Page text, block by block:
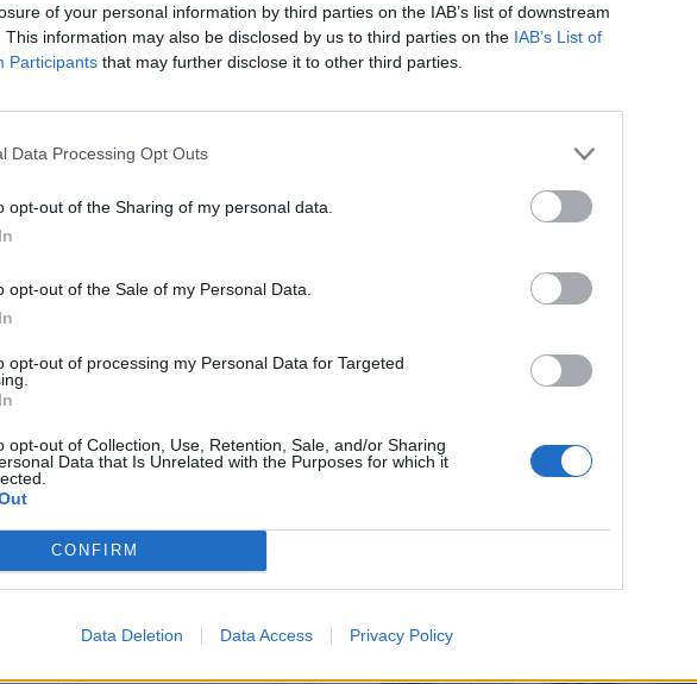
of your personal information by third parties on the IAB’s list of downstream
This information may also be disclosed by us to third parties on the IAB’s List of
Participants that may further disclose it to other third parties.
Data Processing Opt Outs
opt-out of the Sharing of my personal data.
opt-out of the Sale of my Personal Data.
opt-out of processing my Personal Data for Targeted
opt-out of Collection, Use, Retention, Sale, and/or Sharing
Data that Is Unrelated with the Purposes for which it
CONFIRM
Data Deletion Data Access Privacy Policy
19 Φεβ 2025
αγροτών προς το
ο πρωθυπουργός
8 το βράδυ της Τετάρτης οι αγρότες οι
στον Σιδηροδρομικό Σταθμό στη
Καρδίτσας για την
των αγροτών στην
Υγεία: Ο θόρυβος των δρόμων αυξάνει
τον κίνδυνο εμφάνισης Πάρκινσ…
Αργιθέ…